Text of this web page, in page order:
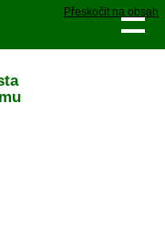
Přeskočit na obsah